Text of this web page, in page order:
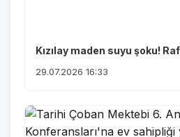
Kızılay maden suyu şoku!
29.07.2026 16:33